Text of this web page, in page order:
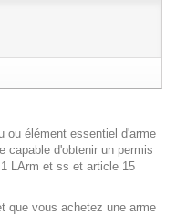
ou élément essentiel d'arme
capable d'obtenir un permis
LArm et ss et article 15
vous achetez une arme